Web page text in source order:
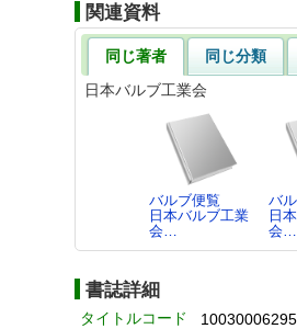
関連資料
同じ著者 同じ分類
日本バルブ工業会
バルブ便覧
日本バルブ工業
会…
バ
日
会…
書誌詳細
タイトルコード